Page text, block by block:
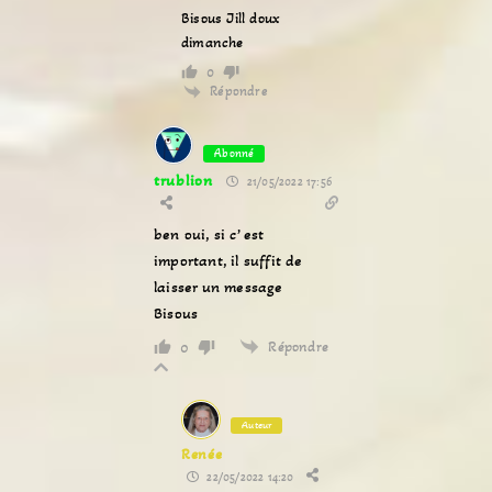
Bisous Jill doux
dimanche
0
Répondre
Abonné
trublion 21/05/2022 17:56
ben oui, si c’ est
important, il suffit de
laisser un message
Bisous
0 Répondre
Auteur
Renée
22/05/2022 14:20